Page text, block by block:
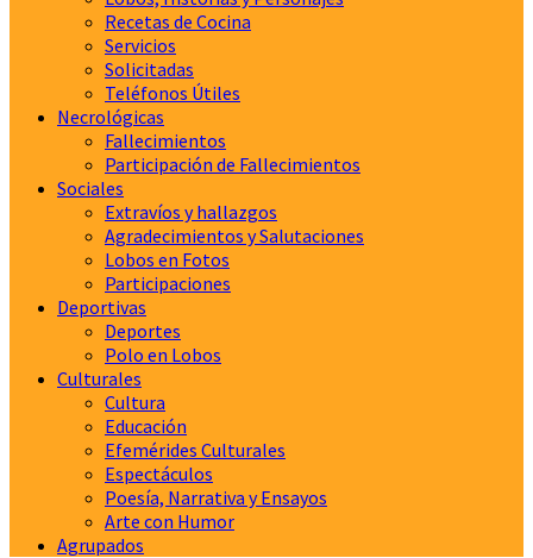
Recetas de Cocina
Servicios
Solicitadas
Teléfonos Útiles
Necrológicas
Fallecimientos
Participación de Fallecimientos
Sociales
Extravíos y hallazgos
Agradecimientos y Salutaciones
Lobos en Fotos
Participaciones
Deportivas
Deportes
Polo en Lobos
Culturales
Cultura
Educación
Efemérides Culturales
Espectáculos
Poesía, Narrativa y Ensayos
Arte con Humor
Agrupados